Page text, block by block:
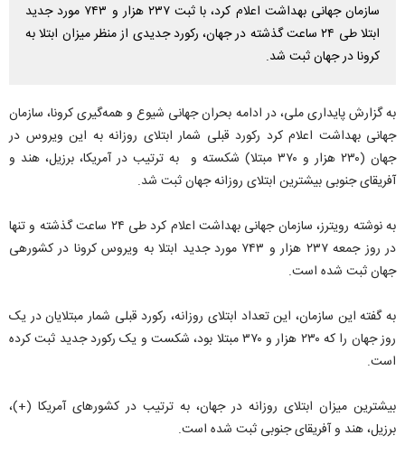
سازمان جهانی بهداشت اعلام کرد، با ثبت ۲۳۷ هزار و ۷۴۳ مورد جدید
ابتلا طی ۲۴ ساعت گذشته در جهان، رکورد جدیدی از منظر میزان ابتلا به
کرونا در جهان ثبت شد.
به گزارش پایداری ملی، در ادامه بحران جهانی شیوع و همه‌گیری کرونا، سازمان
جهانی بهداشت اعلام کرد رکورد قبلی شمار ابتلای روزانه به این ویروس در
جهان (۲۳۰ هزار و ۳۷۰ مبتلا) شکسته و به ترتیب در آمریکا، برزیل، هند و
آفریقای جنوبی بیشترین ابتلای روزانه جهان ثبت شد.
به نوشته رویترز، سازمان جهانی بهداشت اعلام کرد طی ۲۴ ساعت گذشته و تنها
در روز جمعه ۲۳۷ هزار و ۷۴۳ مورد جدید ابتلا به ویروس کرونا در کشورهی
جهان ثبت شده است.
به گفته این سازمان، این تعداد ابتلای روزانه، رکورد قبلی شمار مبتلایان در یک
روز جهان را که ۲۳۰ هزار و ۳۷۰ مبتلا بود، شکست و یک رکورد جدید ثبت کرده
است.
بیشترین میزان ابتلای روزانه در جهان، به ترتیب در کشورهای آمریکا (+)،
برزیل، هند و آفریقای جنوبی ثبت شده است.